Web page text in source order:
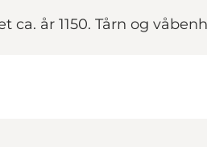
år 1150. Tårn og